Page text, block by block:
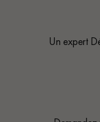
Un expert